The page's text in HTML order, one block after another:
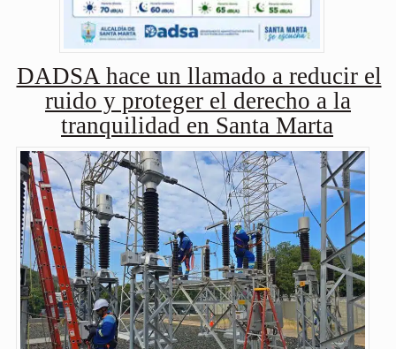
DADSA hace un llamado a reducir el
ruido y proteger el derecho a la
tranquilidad en Santa Marta